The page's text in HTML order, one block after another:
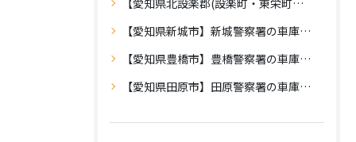
【愛知県北設楽郡(設楽町・東栄町・豊根村)】設楽警察署の車庫証明
【愛知県新城市】新城警察署の車庫証明
【愛知県豊橋市】豊橋警察署の車庫証明
【愛知県田原市】田原警察署の車庫証明